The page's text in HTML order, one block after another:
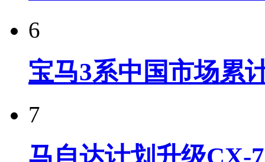
6
宝马3系中国市场累
7